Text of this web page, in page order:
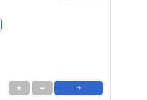
★ ➦ ➜